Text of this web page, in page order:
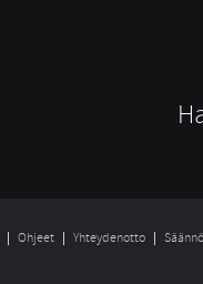
Ohjeet Yhteydenotto